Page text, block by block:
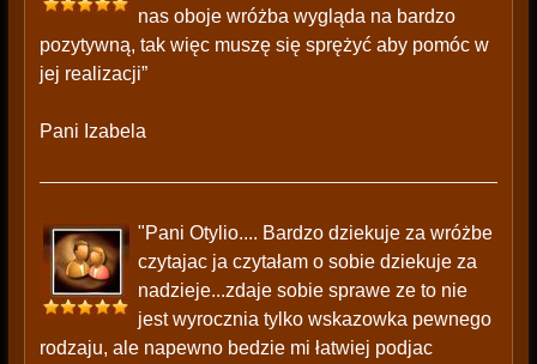
nas oboje wróżba wygląda na bardzo
pozytywną, tak więc muszę się sprężyć aby pomóc w
jej realizacji”
Pani Izabela
"Pani Otylio.... Bardzo dziekuje za wróżbe
czytajac ja czytałam o sobie dziekuje za
nadzieje...zdaje sobie sprawe ze to nie
jest wyrocznia tylko wskazowka pewnego
rodzaju, ale napewno bedzie mi łatwiej podjac